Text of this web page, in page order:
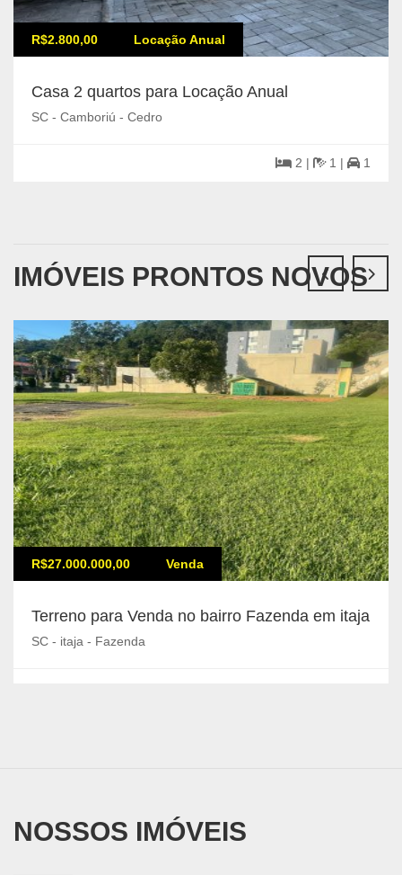
R$2.800,00 Locação Anual
Casa 2 quartos para Locação Anual
SC - Camboriú - Cedro
2 | 1 | 1
IMÓVEIS PRONTOS NOVOS
R$27.000.000,00 Venda
Terreno para Venda no bairro Fazenda em itaja
SC - itaja - Fazenda
NOSSOS IMÓVEIS